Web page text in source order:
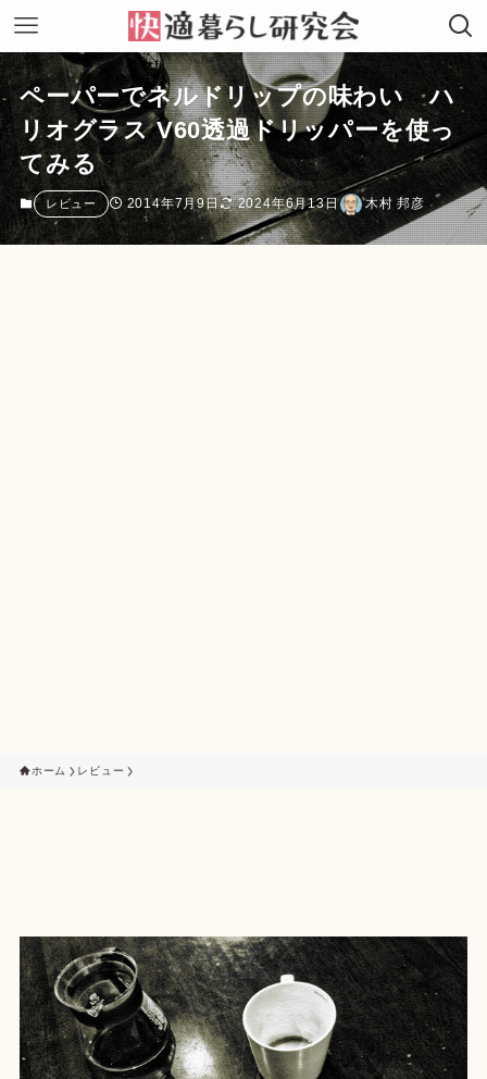
ペーパーでネルドリップの味わい ハ
リオグラス V60透過ドリッパーを使っ
てみる
レビュー 2014年7月9日 2024年6月13日 木村 邦彦
ホーム レビュー